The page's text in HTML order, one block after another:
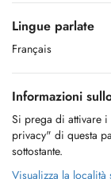
Lingue parlate
Français
Informazioni
Si prega di attivare
privacy" di questa
sottostante.
Visualizza la località